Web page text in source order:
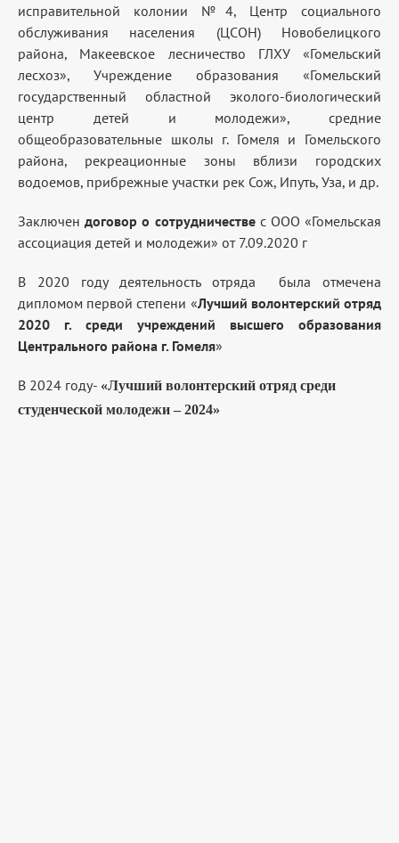
исправительной колонии №4, Центр социального
обслуживания населения (ЦСОН) Новобелицкого
района, Макеевское лесничество ГЛХУ «Гомельский
лесхоз», Учреждение образования «Гомельский
государственный областной эколого-биологический
центр детей и молодежи», средние
общеобразовательные школы г. Гомеля и Гомельского
района, рекреационные зоны вблизи городских
водоемов, прибрежные участки рек Сож, Ипуть, Уза, и др.
Заключендоговор о сотрудничествес ООО «Гомельская
ассоциация детей и молодежи» от 7.09.2020 г
В 2020 году деятельность отряда была отмечена
дипломом первой степени «Лучший волонтерский отряд
2020 г. среди учреждений высшего образования
Центрального района г. Гомеля»
В 2024 году- «Лучший волонтерский отряд среди
студенческой молодежи – 2024»